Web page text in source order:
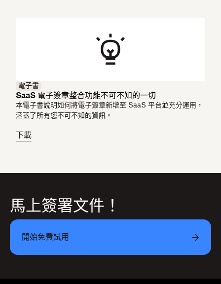
電子書
SaaS 電子簽章整合功能不可不知的一切
本電子書說明如何將電子簽章新增至 SaaS 平台並充分運用，
涵蓋了所有您不可不知的資訊。
下載
馬上簽署文件！
開始免費試用